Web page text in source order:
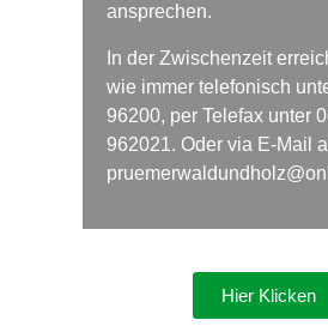
ansprechen.
In der Zwischenzeit
wie immer telefonisch
96200, per Telefax unter
962021 . Oder via E-Mail
p
Hier Klicken